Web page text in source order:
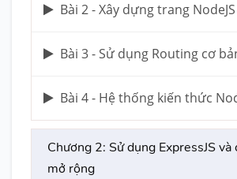
Bài 2 - Xây dựng trang
Bài 3 - Sử dụng Routing cơ
Bài 4 - Hệ thống kiến thức
Chương 2: Sử dụng ExpressJS và
mở rộng